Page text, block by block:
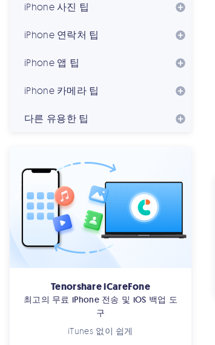
iPhone 사진 팁
iPhone 연락처 팁
iPhone 앱 팁
iPhone 카메라 팁
다른 유용한 팁
Tenorshare iCareFone
최고의 무료 iPhone 전송 및 iOS 백업 도
구
iTunes 없이 쉽게